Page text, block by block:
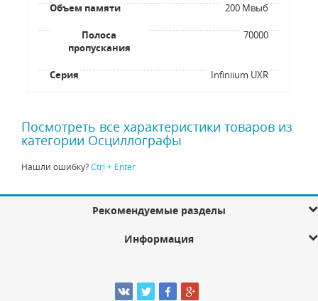
Объем памяти 200 Мвыб
Полоса
пропускания
70000
Серия Infiniium UXR
Посмотреть все характеристики товаров из
категории Осциллографы
Нашли ошибку?Ctrl + Enter
Рекомендуемые разделы
Информация